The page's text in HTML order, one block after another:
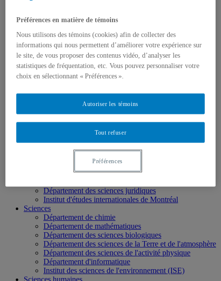
Département de didactique
Département de didactique des langues
Département d'éducation et formation spécialisées
Département d'éducation et pédagogie
Gestion
Département de finance
Département de management
Département de stratégie, responsabilité sociale et
environnementale
Département d’analytique, opérations et technologies
École supérieure de mode
Politique et droit
Département des sciences juridiques
Institut d'études internationales de Montréal
Sciences
Département de chimie
Département de mathématiques
Département des sciences biologiques
Département des sciences de la Terre et de l'atmosphère
Département des sciences de l'activité physique
Département d'informatique
Institut des sciences de l'environnement (ISE)
Sciences humaines
Préférences en matière de témoins
Nous utilisons des témoins (cookies) afin de collecter des
informations qui nous permettent d’améliorer votre expérience sur
le site, de vous proposer des contenus vidéo, d’analyser les
statistiques de fréquentation, etc. Vous pouvez personnaliser votre
choix en sélectionnant « Préférences ».
Tout refuser
Autoriser les témoins
Préférences